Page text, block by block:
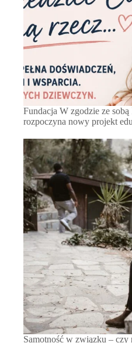
Fundacja W zgodzie ze
rozpoczyna nowy projekt
Samotność w związku – czy